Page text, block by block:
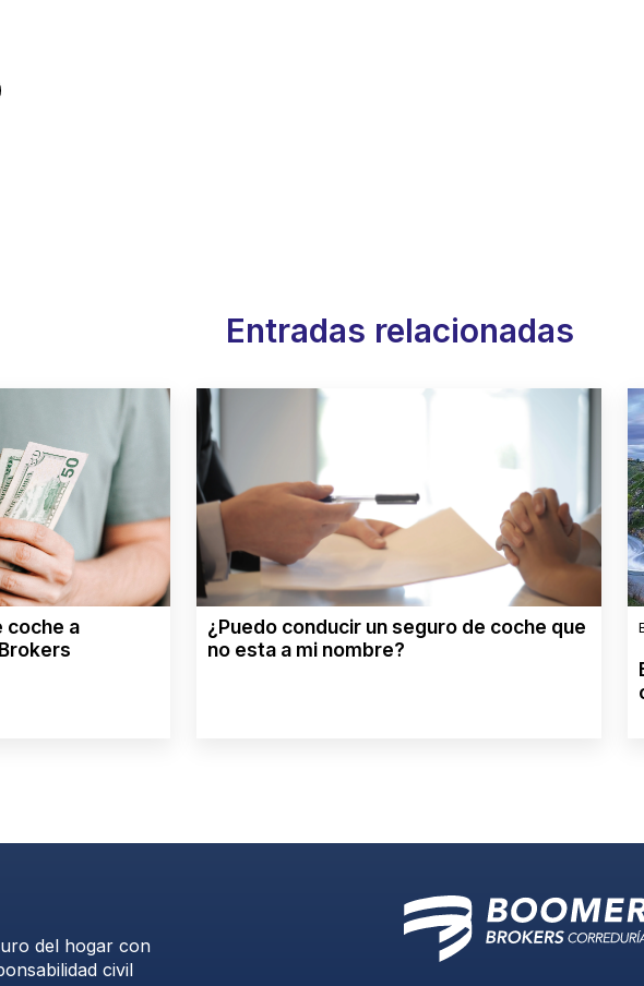
Entradas relacionadas
coche a
¿Puedo conducir un seguro de coche que
no esta a mi nombre?
del hogar con
civil